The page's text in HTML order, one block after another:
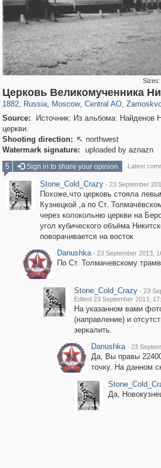
Церковь Великомученника
1882, Russia
1,406,721 29,243
, Moscow
319,864 8,286
, Central AO
160,011 5,916
,
6,190
Source:
Источник: Из альбома:
церкви.
Shooting direction:  northwest
Watermark signature:
uploaded by aznazn
5
Sign in to share your opinion Latest
Stone_Cold_Crazy · 23 September
Похоже,что церковь стояла
Кузнецкой ,а по Ст.
через колокольню церкви на
угол кубического объёма
поворачивается на восток
Danushka · 23 September 2013,
По Ст. Толмачевскому
Stone_Cold_Crazy · 23
Edited 23 September 2013,
На указанном вами
(направление) и
зеркалить.
Danushka · 23
Да, Вы правы
точку. На данном
Да,